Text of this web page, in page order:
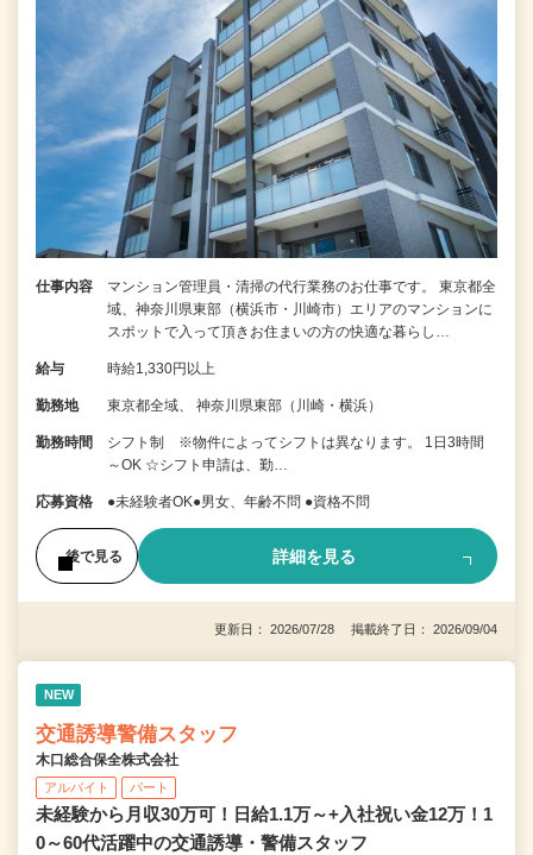
仕事内容
マンション管理員・清掃の代行業務のお仕事です。 東京都全
域、神奈川県東部（横浜市・川崎市）エリアのマンションに
スポットで入って頂きお住まいの方の快適な暮らし…
給与 時給1,330円以上
勤務地 東京都全域、 神奈川県東部（川崎・横浜）
勤務時間
シフト制 ※物件によってシフトは異なります。 1日3時間
～OK ☆シフト申請は、勤…
応募資格 ●未経験者OK●男女、年齢不問 ●資格不問
後で見る 詳細を見る
更新日： 2026/07/28 掲載終了日： 2026/09/04
NEW
交通誘導警備スタッフ
木口総合保全株式会社
アルバイト パート
未経験から月収30万可！日給1.1万～+入社祝い金12万！1
0～60代活躍中の交通誘導・警備スタッフ